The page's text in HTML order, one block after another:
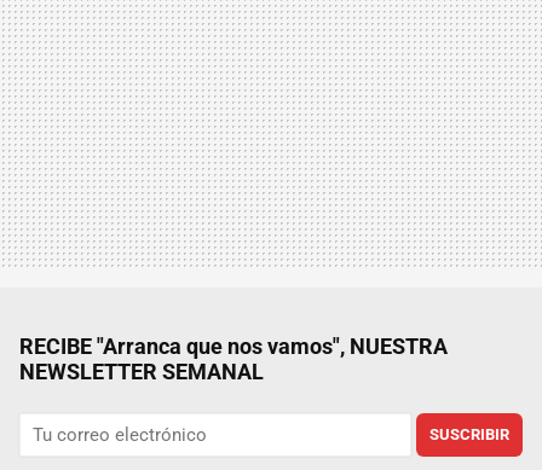
RECIBE "Arranca que nos vamos", NUESTRA
NEWSLETTER SEMANAL
SUSCRIBIR